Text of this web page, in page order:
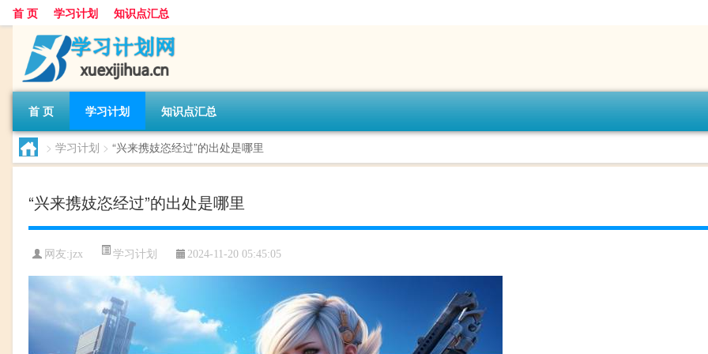
首 页 学习计划 知识点汇总
首 页 学习计划 知识点汇总
> 学习计划 > “兴来携妓恣经过”的出处是哪里
“兴来携妓恣经过”的出处是哪里
网友:jzx 学习计划 2024-11-20 05:45:05